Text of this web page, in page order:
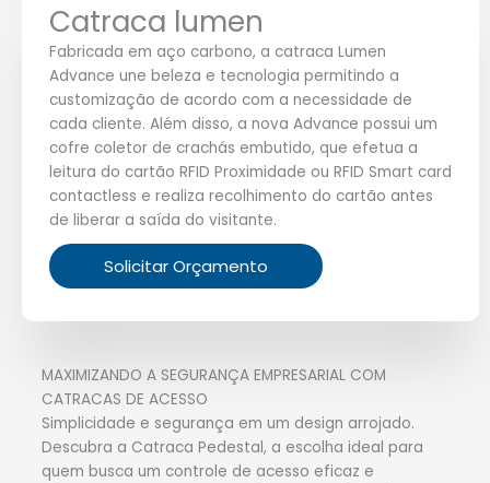
Catraca lumen
Fabricada em aço carbono, a catraca Lumen
Advance une beleza e tecnologia permitindo a
customização de acordo com a necessidade de
cada cliente. Além disso, a nova Advance possui um
cofre coletor de crachás embutido, que efetua a
leitura do cartão RFID Proximidade ou RFID Smart card
contactless e realiza recolhimento do cartão antes
de liberar a saída do visitante.
Solicitar Orçamento
MAXIMIZANDO A SEGURANÇA EMPRESARIAL COM
CATRACAS DE ACESSO
Simplicidade e segurança em um design arrojado.
Descubra a Catraca Pedestal, a escolha ideal para
quem busca um controle de acesso eficaz e